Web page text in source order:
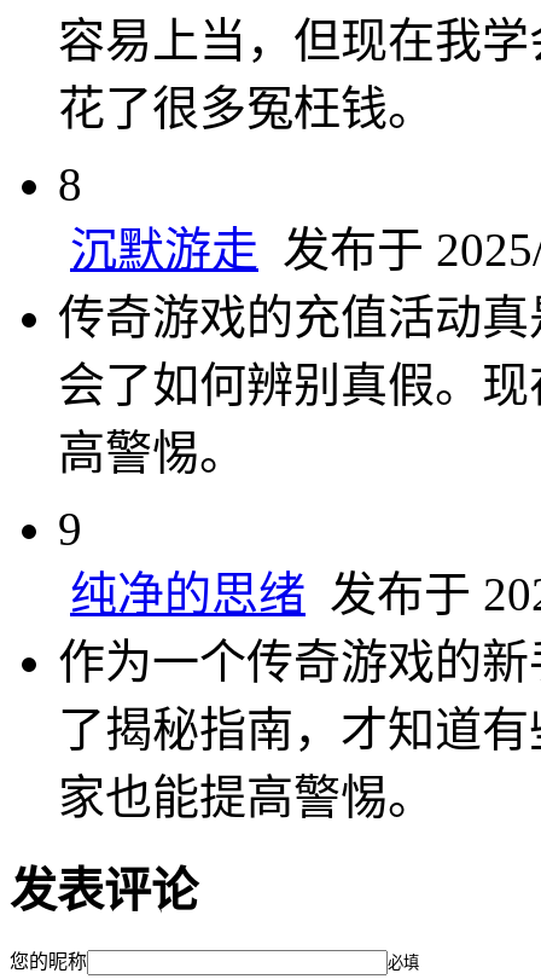
容易上当，但现在我
花了很多冤枉钱。
8
沉默游走 发布于
传奇游戏的充值活动
会了如何辨别真假。
高警惕。
9
纯净的思绪 发布于
作为一个传奇游戏的
了揭秘指南，才知道
家也能提高警惕。
发表评论
您的昵称 必填